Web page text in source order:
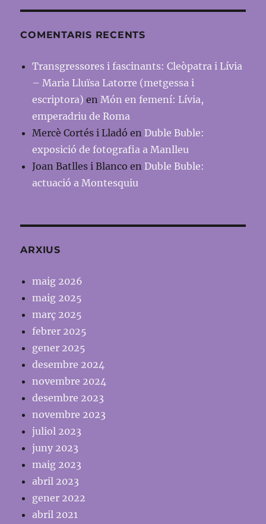
COMENTARIS RECENTS
Transgressores i fascinants: Cleòpatra i Lívia
– Maria Lluïsa Latorre (metgessa i
escriptora) enMón en femení: Lívia,
emperadriu de Roma
Mercè Cortés i Lladó enDuble Buble:
exposició de fotografia a Manlleu
Joan Batlles i Blanco enDuble Buble:
actuació a Montesquiu
ARXIUS
maig 2026
maig 2025
març 2025
febrer 2025
gener 2025
desembre 2024
novembre 2024
desembre 2023
novembre 2023
juliol 2023
juny 2023
maig 2023
abril 2023
gener 2022
abril 2021